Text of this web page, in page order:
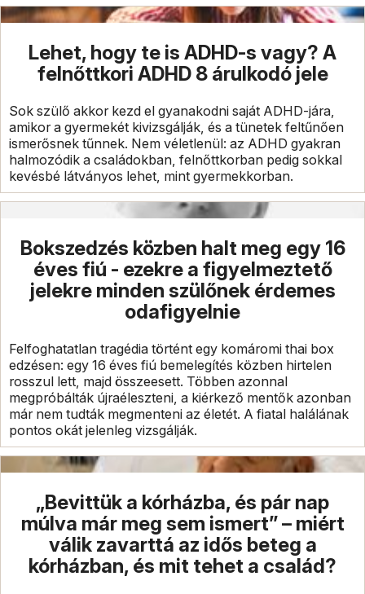
Lehet, hogy te is ADHD-s vagy? A
felnőttkori ADHD 8 árulkodó jele
Sok szülő akkor kezd el gyanakodni saját ADHD-jára,
amikor a gyermekét kivizsgálják, és a tünetek feltűnően
ismerősnek tűnnek. Nem véletlenül: az ADHD gyakran
halmozódik a családokban, felnőttkorban pedig sokkal
kevésbé látványos lehet, mint gyermekkorban.
Bokszedzés közben halt meg egy 16
éves fiú - ezekre a figyelmeztető
jelekre minden szülőnek érdemes
odafigyelnie
Felfoghatatlan tragédia történt egy komáromi thai box
edzésen: egy 16 éves fiú bemelegítés közben hirtelen
rosszul lett, majd összeesett. Többen azonnal
megpróbálták újraéleszteni, a kiérkező mentők azonban
már nem tudták megmenteni az életét. A fiatal halálának
pontos okát jelenleg vizsgálják.
„Bevittük a kórházba, és pár nap
múlva már meg sem ismert” – miért
válik zavarttá az idős beteg a
kórházban, és mit tehet a család?